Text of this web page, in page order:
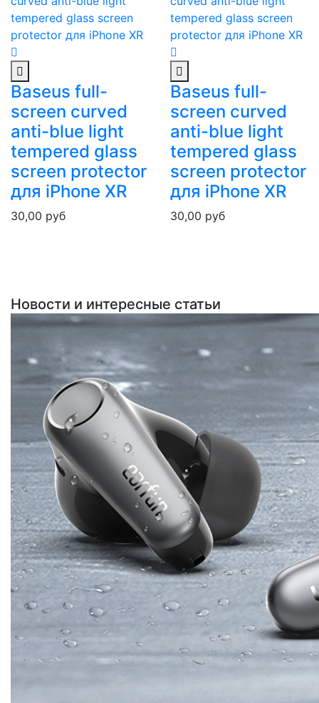
Baseus full-
screen curved
anti-blue light
tempered glass
screen protector
для iPhone XR
30,00 руб
Baseus full-
screen curved
anti-blue light
tempered glass
screen protector
для iPhone XR
30,00 руб
Новости и интересные статьи